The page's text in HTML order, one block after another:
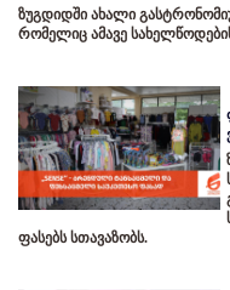
ზუგდიდში ახალი
რომელიც ამავე
ფასებს სთავაზობს.